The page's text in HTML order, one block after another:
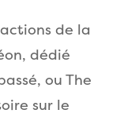
de la
dédié
ou The
sur le